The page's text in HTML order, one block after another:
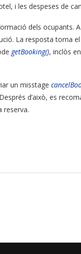
i les despeses de
dels ocupants.
La resposta torna
getBooking(), inclòs
un misstage
d’això, es
reserva.